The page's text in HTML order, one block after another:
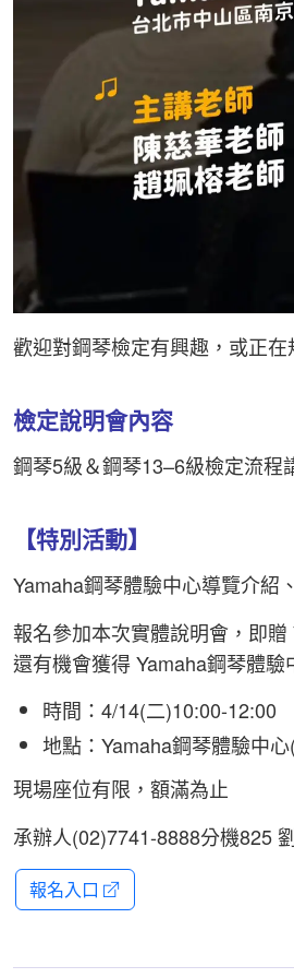
歡迎對鋼琴檢定有興趣，或正
檢定說明會內容
鋼琴5級＆鋼琴13–6級檢定流程
【特別活動】
Yamaha鋼琴體驗中心導覽介紹
報名參加本次實體說明會，即
還有機會獲得 Yamaha鋼琴體驗
時間：4/14(二)10:00-12:00
地點：Yamaha鋼琴體驗中
現場座位有限，額滿為止
承辦人(02)7741-8888分機825
報名入口